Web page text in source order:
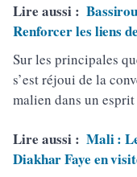
Lire aussi :
Renforcer les liens
Sur les principales
s’est réjoui de la
malien dans un
Lire aussi : Mali :
Diakhar Faye en